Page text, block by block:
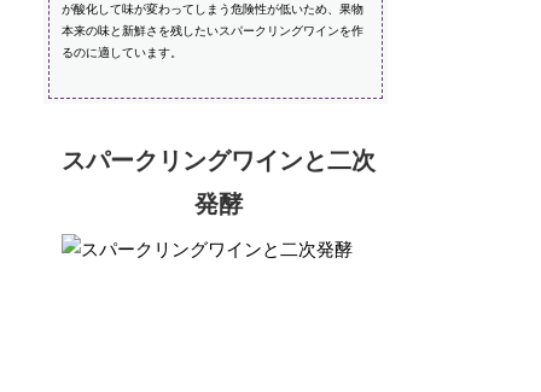
が酸化して味が変わってしまう危険性が低いため、果物
本来の味と新鮮さを残したいスパークリングワインを作
るのに適しています。
スパークリングワインと二次
発酵